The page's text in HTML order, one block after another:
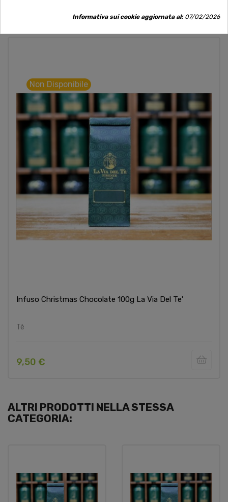
Infuso Christmas Chocolate 100g La Via Del Te'
Tè
Non Disponibile
9,50 €
ALTRI PRODOTTI NELLA STESSA
CATEGORIA:
Informativa sui cookie aggiornata al:07/02/2026